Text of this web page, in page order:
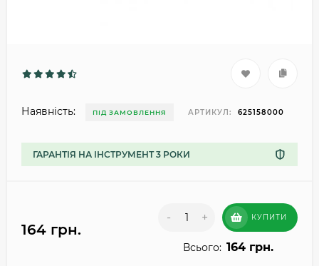
Наявність: ПІД ЗАМОВЛЕННЯ АРТИКУЛ: 625158000
ГАРАНТІЯ НА ІНСТРУМЕНТ 3 РОКИ
164 грн.
- + КУПИТИ
Всього: 164 грн.